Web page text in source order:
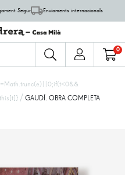
Segur Enviaments internacionals
0
/ GAUDÍ. OBRA COMPLETA